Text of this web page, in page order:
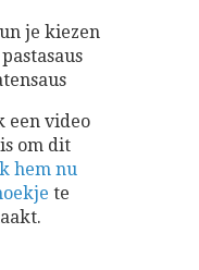
je kiezen
een video
om dit
hem nu
te